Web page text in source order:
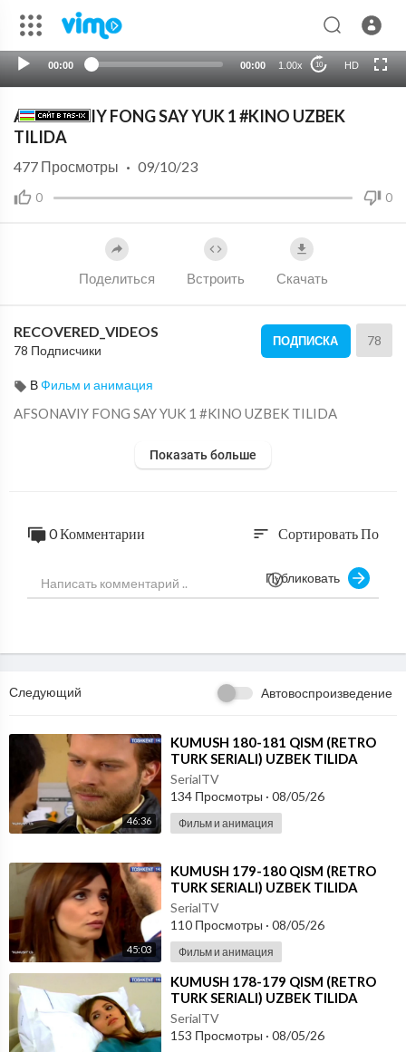
00:00 00:00 1.00x 10 HD
AFSONAVIY FONG SAY YUK 1 #KINO UZBEK
TILIDA
0 0
477 Просмотры · 09/10/23
Поделиться Встроить Скачать
RECOVERED_VIDEOS
78 Подписчики
ПОДПИСКА 78
ВФильм и анимация
⁣AFSONAVIY FONG SAY YUK 1 #KINO UZBEK TILIDA
Показать больше
0 Комментарии sort Сортировать По
Публиковать
Следующий Автовоспроизведение
46:36
⁣KUMUSH 180-181 QISM (RETRO
TURK SERIALI) UZBEK TILIDA
SerialTV
134 Просмотры · 08/05/26
Фильм и анимация
45:03
⁣KUMUSH 179-180 QISM (RETRO
TURK SERIALI) UZBEK TILIDA
SerialTV
110 Просмотры · 08/05/26
Фильм и анимация
⁣KUMUSH 178-179 QISM (RETRO
TURK SERIALI) UZBEK TILIDA
SerialTV
153 Просмотры · 08/05/26